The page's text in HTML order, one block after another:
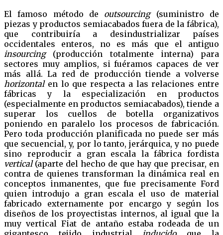
El famoso método de outsourcing(suministro de
piezas y productos semiacabados fuera de la fábrica),
que contribuiría a desindustrializar países
occidentales enteros, no es más que el antiguo
insourcing (producción totalmente interna) para
sectores muy amplios, si fuéramos capaces de ver
más allá. La red de producción tiende a volverse
horizontalen lo que respecta a las relaciones entre
fábricas y la especialización en productos
(especialmente en productos semiacabados), tiende a
superar los cuellos de botella organizativos
poniendo en paralelo los procesos de fabricación.
Pero toda producción planificada no puede ser más
que secuencial, y, por lo tanto, jerárquica, y no puede
sino reproducir a gran escala la fábrica fordista
vertical(aparte del hecho de que hay que precisar, en
contra de quienes transforman la dinámica real en
conceptos inmanentes, que fue precisamente Ford
quien introdujo a gran escala el uso de material
fabricado externamente por encargo y según los
diseños de los proyectistas internos, al igual que la
muy vertical Fiat de antaño estaba rodeada de un